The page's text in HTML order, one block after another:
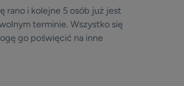
rano i kolejne 5 osób już jest
terminie. Wszystko się
go poświęcić na inne